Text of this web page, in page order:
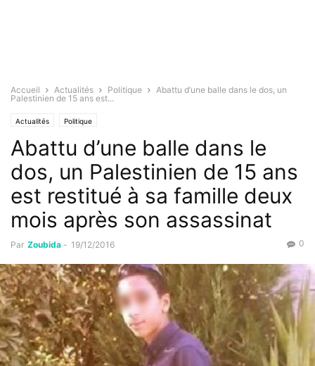
Accueil Actualités Politique
Abattu d’une balle dans le dos, un
Palestinien de 15 ans est...
Actualités Politique
Abattu d’une balle dans le
dos, un Palestinien de 15 ans
est restitué à sa famille deux
mois après son assassinat
Par Zoubida - 19/12/2016 0